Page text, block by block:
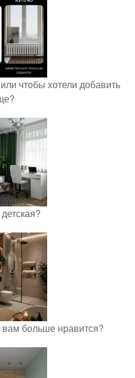
чтобы хотели добавить
больше нравится?